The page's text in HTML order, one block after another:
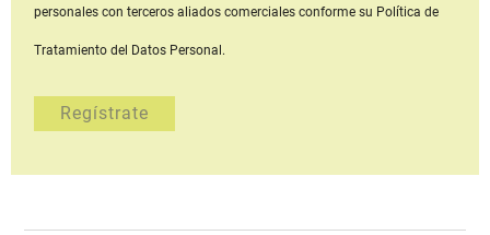
personales con terceros aliados comerciales conforme su Política de
Tratamiento del Datos Personal.